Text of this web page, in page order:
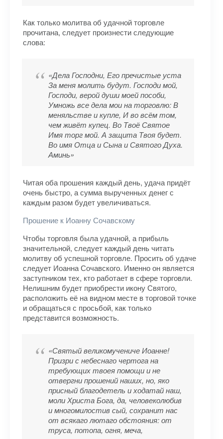
Как только молитва об удачной торговле
прочитана, следует произнести следующие
слова:
«Дела Господни, Его пречистые уста
За меня молить будут. Господи мой,
Господи, верой души моей пособи,
Умножь все дела мои на торговлю: В
меняльстве и купле, И во всём том,
чем живёт купец. Во Твоё Святое
Имя торг мой. А защита Твоя будет.
Во имя Отца и Сына и Святого Духа.
Аминь»
Читая оба прошения каждый день, удача придёт
очень быстро, а сумма вырученных денег с
каждым разом будет увеличиваться.
Прошение к Иоанну Сочавскому
Чтобы торговля была удачной, а прибыль
значительной, следует каждый день читать
молитву об успешной торговле. Просить об удаче
следует Иоанна Сочавского. Именно он является
заступником тех, кто работает в сфере торговли.
Нелишним будет приобрести икону Святого,
расположить её на видном месте в торговой точке
и обращаться с просьбой, как только
представится возможность.
«Святый великомучениче Иоанне!
Призри с небеснаго чертога на
требующих твоея помощи и не
отвергни прошений наших, но, яко
присный благодетель и ходатай наш,
моли Христа Бога, да, человеколюбив
и многомилостив сый, сохранит нас
от всякаго лютаго обстояния: от
труса, потопа, огня, меча,